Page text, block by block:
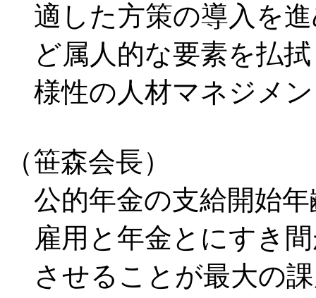
適した方策の導入を
ど属人的な要素を払
様性の人材マネジメ
（笹森会長）
公的年金の支給開始
雇用と年金とにすき
させることが最大の